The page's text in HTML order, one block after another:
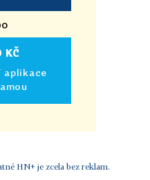
KČ
aplikace
HN+ je zcela bez reklam.